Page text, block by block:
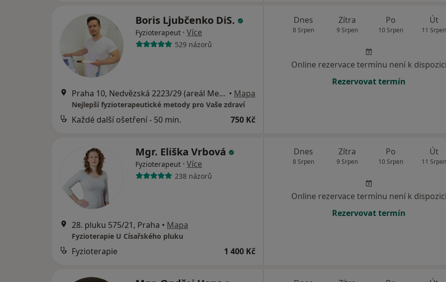
Boris Ljubčenko DiS.
Fyzioterapeut · Více
529 názorů
Praha 10, Nedvězská 2223/29 (areál Medicentrum - Skalka, 2. patro), Praha • Mapa
Nejlepší fyzioterapeutické metody pro Vaše zdraví
Každé další ošetření - 50 min. 750 Kč
Dnes
8 Srpen
Zítra
9 Srpen
Po
10 Srpen
Út
11 Srpen
Online rezervace termínu není k dispozici
Rezervovat termín
Mgr. Eliška Vrbová
Fyzioterapeut · Více
238 názorů
28. pluku 575/21, Praha • Mapa
Fyzioterapie U Císařského pluku
Fyzioterapie 1 400 Kč
Dnes
8 Srpen
Zítra
9 Srpen
Po
10 Srpen
Út
11 Srpen
Online rezervace termínu není k dispozici
Rezervovat termín